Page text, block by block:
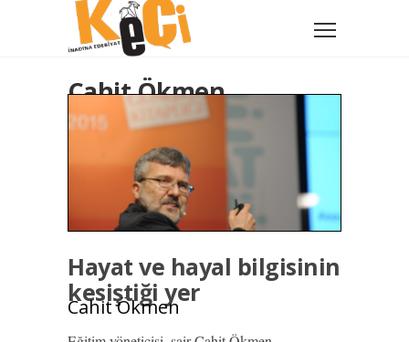
Cahit Ökmen
Hayat ve hayal bilgisinin
kesiştiği yer
Cahit Ökmen